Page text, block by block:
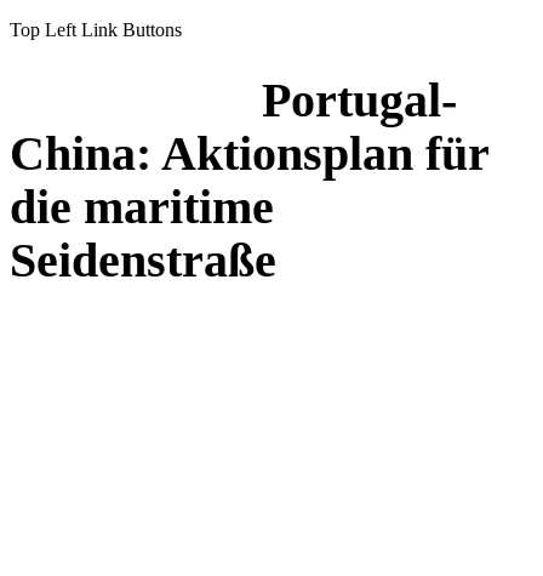
Top Left Link Buttons
Portugal-
China: Aktionsplan für
die maritime
Seidenstraße